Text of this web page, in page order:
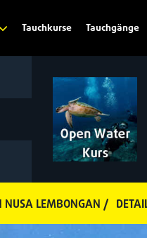
Tauchkurse Tauchgänge
NUSA LEMBONGAN /